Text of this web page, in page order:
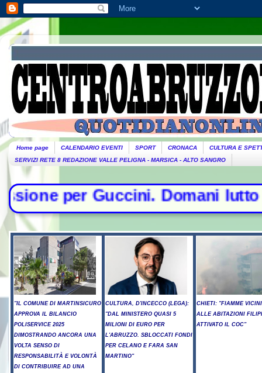
Home page CALENDARIO EVENTI SPORT CRONACA
CULTURA E
SERVIZI RETE 8 REDAZIONE VALLE PELIGNA - MARSICA - ALTO SANGRO
Domani lutto
"IL COMUNE DI MARTINSICURO
APPROVA IL BILANCIO
POLISERVICE 2025
DIMOSTRANDO ANCORA UNA
VOLTA SENSO DI
RESPONSABILITÀ E VOLONTÀ
DI CONTRIBUIRE AD UNA
CULTURA, D'INCECCO (LEGA):
"DAL MINISTERO QUASI 5
MILIONI DI EURO PER
L'ABRUZZO. SBLOCCATI FONDI
PER CELANO E FARA SAN
MARTINO"
CHIETI: "FIAMME
ALLE ABITAZIONI
ATTIVATO IL COC"